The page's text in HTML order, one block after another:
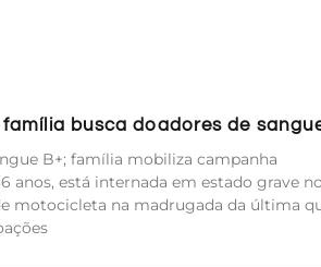
busca doadores de
B+; família mobiliza campanha
anos, está internada em estado grave no
motocicleta na madrugada da última